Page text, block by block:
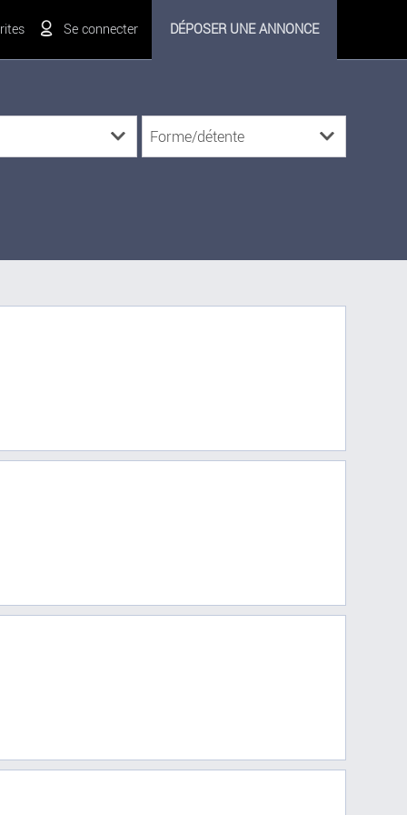
Se connecter DÉPOSER UNE ANNONCE